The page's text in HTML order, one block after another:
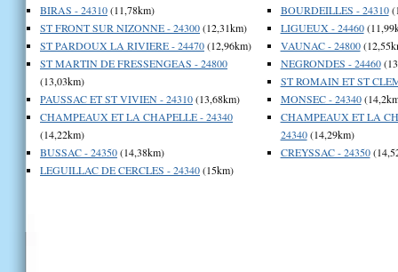
BIRAS - 24310(11,78km)
ST FRONT SUR NIZONNE - 24300(12,31km)
ST PARDOUX LA RIVIERE - 24470(12,96km)
ST MARTIN DE FRESSENGEAS - 24800
(13,03km)
PAUSSAC ET ST VIVIEN - 24310(13,68km)
CHAMPEAUX ET LA CHAPELLE - 24340
(14,22km)
BUSSAC - 24350(14,38km)
LEGUILLAC DE CERCLES - 24340(15km)
BOURDEILLES - 24310
LIGUEUX - 24460
VAUNAC - 24800
NEGRONDES - 24460
ST ROMAIN ET ST
MONSEC - 24340
CHAMPEAUX ET LA
24340(14,29km)
CREYSSAC - 24350